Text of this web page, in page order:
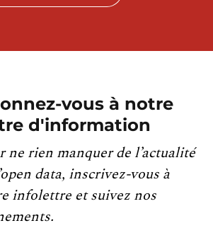
vous à notre
d'information
ne rien manquer de l’actualité
data, inscrivez-vous à
infolettre et suivez nos